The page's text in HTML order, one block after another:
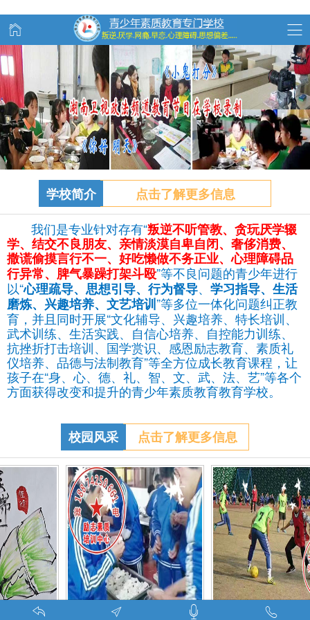
学校简介
点击了解更多信息
我们是专业针对存有“叛逆不听管教、 贪玩厌学辍
学、结交不良朋友、亲情淡漠自卑自闭、奢侈消费、
撒谎偷摸言行不一、好吃懒做不务正业、心理障碍品
行异常、脾气暴躁打架斗殴”等不良问题的青少年进行
以“心理疏导、思想引导、行为督导、 学习指导、生活
磨炼、兴趣培养、文艺培训”等多位一体化问题纠正教
育，并且同时开展“文化辅导、兴趣培养、特长培训、
武术训练、生活实践、自信心培养、自控能力训练、
抗挫折打击培训、国学赏识、感恩励志教育、素质礼
仪培养、品德与法制教育”等全方位成长教育课程，让
孩子在“身、心、德、礼、智、文、武、法、艺”等各个
方面获得改变和提升的青少年素质教育教育学校。
校园风采 点击了解更多信息
调皮的学生叛逆的孩子在特训学校娱乐中学习-调皮的问题学生怎么教育找什么机构 特训学校师生携手包饺子体验生活美味-湖南青少年励志教育学校